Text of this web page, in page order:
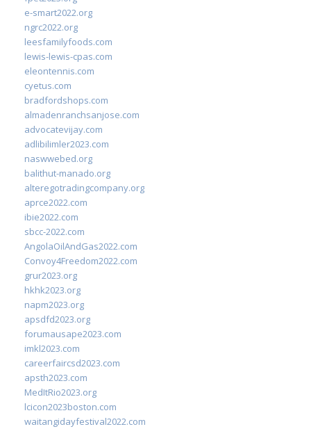
e-smart2022.org
ngrc2022.org
leesfamilyfoods.com
lewis-lewis-cpas.com
eleontennis.com
cyetus.com
bradfordshops.com
almadenranchsanjose.com
advocatevijay.com
adlibilimler2023.com
naswwebed.org
balithut-manado.org
alteregotradingcompany.org
aprce2022.com
ibie2022.com
sbcc-2022.com
AngolaOilAndGas2022.com
Convoy4Freedom2022.com
grur2023.org
hkhk2023.org
napm2023.org
apsdfd2023.org
forumausape2023.com
imkl2023.com
careerfaircsd2023.com
apsth2023.com
MedItRio2023.org
lcicon2023boston.com
waitangidayfestival2022.com